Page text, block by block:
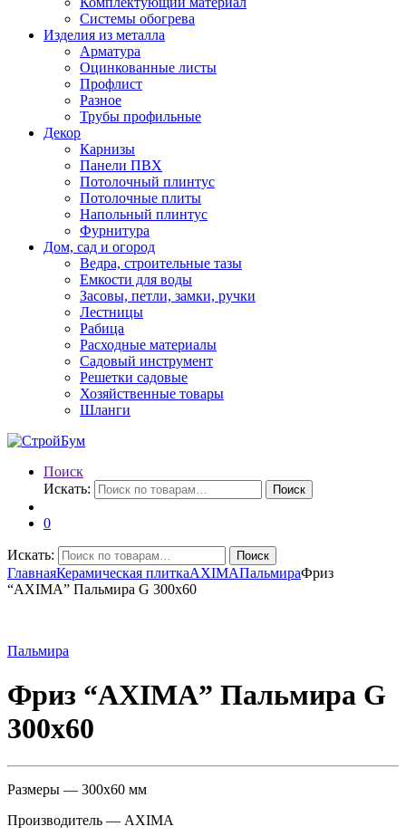
Системы обогрева
Изделия из металла
Арматура
Оцинкованные листы
Профлист
Разное
Трубы профильные
Декор
Карнизы
Панели ПВХ
Потолочный плинтус
Потолочные плиты
Напольный плинтус
Фурнитура
Дом, сад и огород
Ведра, строительные тазы
Емкости для воды
Засовы, петли, замки, ручки
Лестницы
Рабица
Расходные материалы
Садовый инструмент
Решетки садовые
Хозяйственные товары
Шланги
Поиск
Искать:
Поиск
0
Искать: Поиск
ГлавнаяКерамическая плиткаAXIMAПальмираФриз
“AXIMA” Пальмира G 300х60
Пальмира
Фриз “AXIMA” Пальмира G
300х60
Размеры — 300х60 мм
Производитель — AXIMA